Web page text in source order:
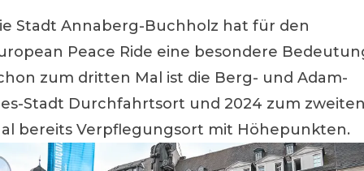
Stadt Annaberg-Buchholz hat für den
Peace Ride eine besondere
zum dritten Mal ist die Berg- und Adam-
Stadt Durchfahrtsort und 2024 zum
bereits Verpflegungsort mit Höhepunkten.